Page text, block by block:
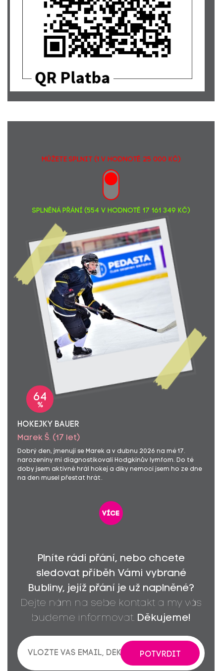
MŮŽETE SPLNIT (1 v hodnotě 25 000 Kč)
SPLNĚNÁ PŘÁNÍ (554 v hodnotě 17 161 349 Kč)
64
%
HOKEJKY BAUER
Marek Š. (17 let)
Dobrý den, jmenuji se Marek a v dubnu 2026 na mé 17.
narozeniny mi diagnostikovali Hodgkinův lymfom. Do té
doby jsem aktivně hrál hokej a díky nemoci jsem ho ze dne
na den musel přestat hrát.
více
Plníte rádi přání, nebo chcete
sledovat příběh Vámi vybrané
Bubliny, jejíž přání je už naplněné?
Dejte nám na sebe kontakt a my vás
budeme informovat. Děkujeme!
POTVRDIT